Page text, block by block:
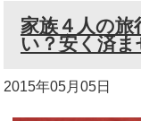
家族４人の
い？安く済ま
2015年05月05日